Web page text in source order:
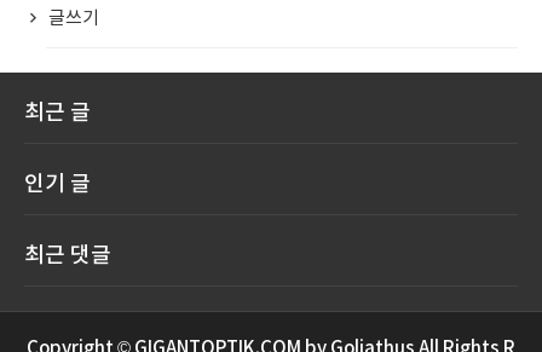
글쓰기
최근 글
인기 글
최근 댓글